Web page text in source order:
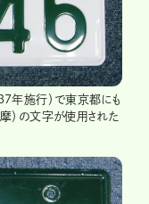
年施行）で東京都にも
摩）の文字が使用された